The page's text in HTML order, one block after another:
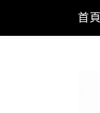
content
首頁